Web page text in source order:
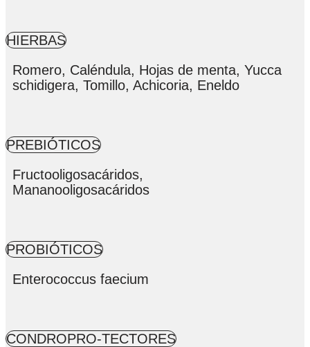
HIERBAS
Romero, Caléndula, Hojas de menta, Yucca
schidigera, Tomillo, Achicoria, Eneldo
PREBIÓTICOS
Fructooligosacáridos,
Mananooligosacáridos
PROBIÓTICOS
Enterococcus faecium
CONDROPRO-TECTORES